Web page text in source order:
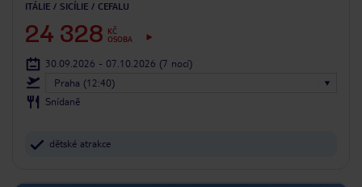
ITÁLIE SICÍLIE CEFALU
24 328
KČ
OSOBA
30.09.2026 - 07.10.2026 (7 nocí)
Praha (12:40)
Snídaně
dětské atrakce